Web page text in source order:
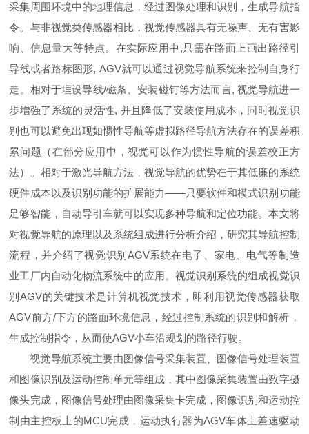
采集周围环境中的地理信息，经过图像处理和识别，生成导航指
令。与非视觉类传感器相比，视觉传感器具有无噪声、无有害影
响、信息量大等特点。在实际应用中,只需在路面上画出路径引
导线或者路标图形, AGV就可以通过视觉导航系统来控制自身行
走。相对于埋设导线/磁条、安装磁钉等方法而言, 视觉导航进一
步增强了系统的灵活性, 并且降低了安装使用成本，同时视觉识
别也可以避免出现如惯性导航等虚拟路径导航方法存在的误差积
累问题（在部分应用中，视觉可以作为惯性导航的误差校正方
法）。相对于激光导航方法，视觉导航的优势在于其低廉的系统
硬件成本以及识别功能的扩展能力——只要软件和模式识别功能
足够智能，自动导引车就可以实现多种导航和定位功能。本文将
对视觉导航的原理以及系统组成进行分析介绍，研究其导航控制
流程，并介绍了视觉识别AGV系统在电子、家电、电气等制造
业工厂内自动化物流系统中的应用。视觉识别系统的组成视觉识
别AGV的关键技术是计算机视觉技术，即利用视觉传感器获取
AGV前方/下方的路面环境信息，经过控制系统的识别和解析，
生成控制指令，从而使AGV小车沿规划的路径行驶。
视觉导航系统主要由图像信号采集装置、图像信号处理装置
和图像识别及运动控制单元等组成，其中图像采集装置由数字摄
像头完成，图像信号处理由图像采集卡完成，图像识别和运动控
制由主控板上的MCU完成，运动执行器为AGV车体上差速驱动